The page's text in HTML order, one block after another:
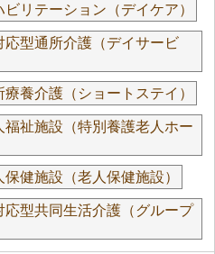
ビリテーション（デイケア）
応型通所介護（デイサービ
療養介護（ショートステイ）
福祉施設（特別養護老人ホー
健施設（老人保健施設）
応型共同生活介護（グループ